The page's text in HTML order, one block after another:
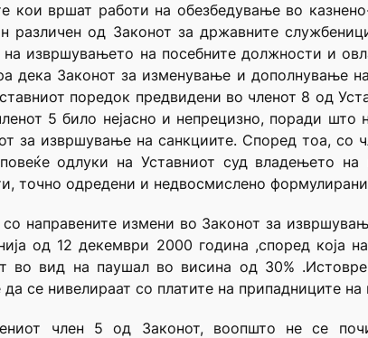
кои вршат работи на обезбедување во
различен од Законот за државните
извршувањето на посебните должности и
дека Законот за изменување и дополнување
поредок предвидени во членот 8 од
5 било нејасно и непрецизно, поради
за извршување на санкциите. Според тоа, со
одлуки на Уставниот суд владењето
точно одредени и недвосмислено
направените измени во Законот за
од 12 декември 2000 година ,според која
во вид на паушал во висина од 30%
се нивелираат со платите на припадниците на
член 5 од Законот, воопшто не се